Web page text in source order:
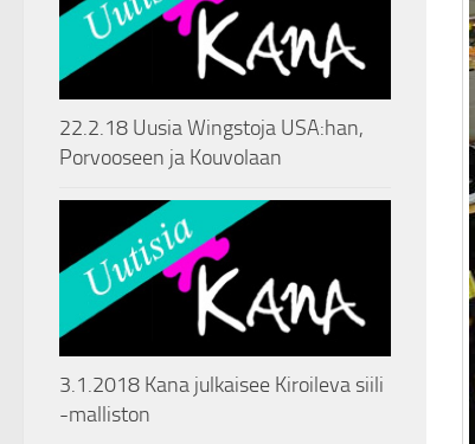
22.2.18 Uusia Wingstoja USA:han,
Porvooseen ja Kouvolaan
3.1.2018 Kana julkaisee Kiroileva siili
-malliston